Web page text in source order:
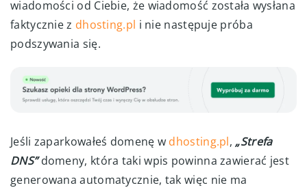
wiadomości od Ciebie, że wiadomość została wysłana
faktycznie z dhosting.pl i nie następuje próba
podszywania się.
Jeśli zaparkowałeś domenę w dhosting.pl, „Strefa
DNS”domeny, która taki wpis powinna zawierać jest
generowana automatycznie, tak więc nie ma